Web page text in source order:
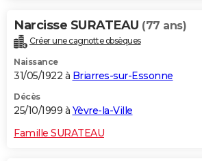
Narcisse SURATEAU (77 ans)
Créer une cagnotte obsèques
Naissance
31/05/1922 à Briarres-sur-Essonne
Décès
25/10/1999 à Yèvre-la-Ville
Famille SURATEAU